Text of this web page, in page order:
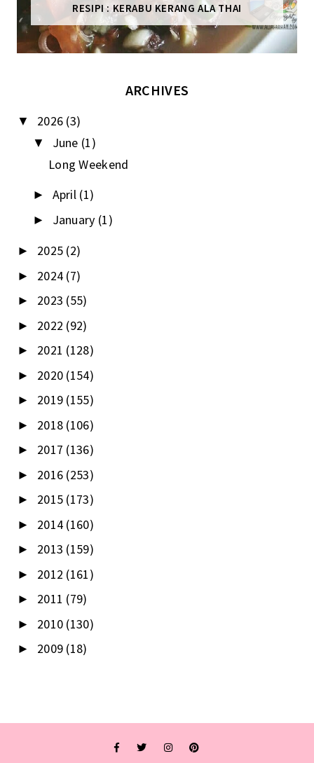
RESIPI : KERABU KERANG ALA THAI
ARCHIVES
▼ 2026 (3)
▼ June (1)
Long Weekend
► April (1)
► January (1)
► 2025 (2)
► 2024 (7)
► 2023 (55)
► 2022 (92)
► 2021 (128)
► 2020 (154)
► 2019 (155)
► 2018 (106)
► 2017 (136)
► 2016 (253)
► 2015 (173)
► 2014 (160)
► 2013 (159)
► 2012 (161)
► 2011 (79)
► 2010 (130)
► 2009 (18)